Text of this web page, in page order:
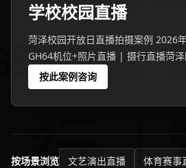
学校校园直播
菏泽校园开放日直播拍摄案例 2026
GH64机位+照片直播 | 摄行直播菏
办校园开放日活动，2599名师生家长
按此案例咨询
按场景浏览 文艺演出直播 体育赛事